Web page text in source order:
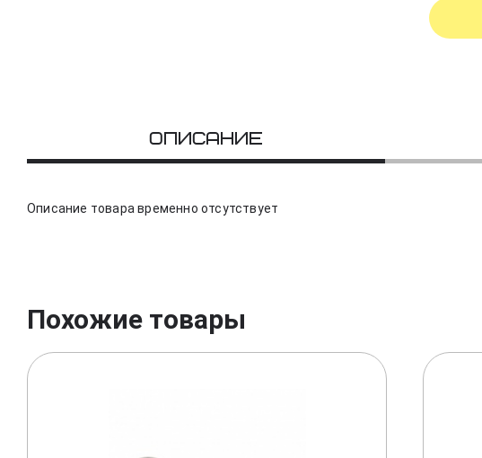
Описание
Описание товара временно отсутствует
Похожие товары